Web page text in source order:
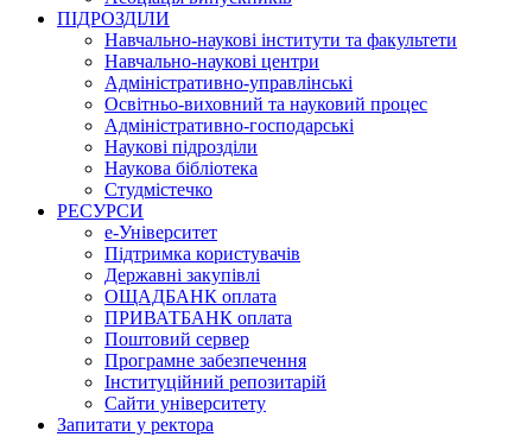
ПІДРОЗДІЛИ
Навчально-наукові інститути та факультети
Навчально-наукові центри
Адміністративно-управлінські
Освітньо-виховний та науковий процес
Адміністративно-господарські
Наукові підрозділи
Наукова бібліотека
Студмістечко
РЕСУРСИ
е-Університет
Підтримка користувачів
Державні закупівлі
ОЩАДБАНК оплата
ПРИВАТБАНК оплата
Поштовий сервер
Програмне забезпечення
Інституційний репозитарій
Сайти університету
Запитати у ректора